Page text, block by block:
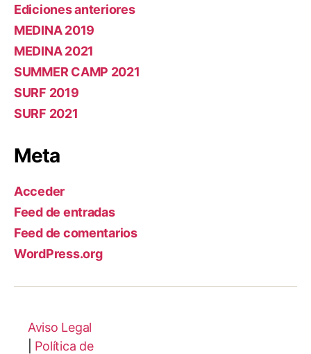
Ediciones anteriores
MEDINA 2019
MEDINA 2021
SUMMER CAMP 2021
SURF 2019
SURF 2021
Meta
Acceder
Feed de entradas
Feed de comentarios
WordPress.org
Aviso Legal
Política de